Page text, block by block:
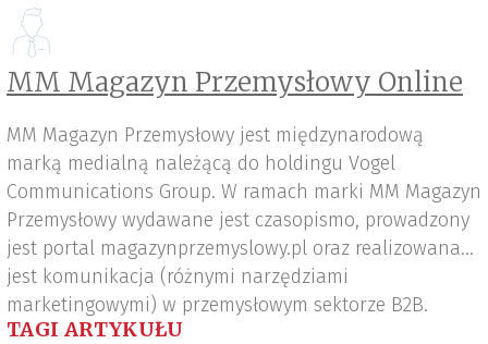
MM Magazyn Przemysłowy Online
MM Magazyn Przemysłowy jest międzynarodową
marką medialną należącą do holdingu Vogel
Communications Group. W ramach marki MM Magazyn
Przemysłowy wydawane jest czasopismo, prowadzony
jest portal magazynprzemyslowy.pl oraz realizowana
jest komunikacja (różnymi narzędziami
marketingowymi) w przemysłowym sektorze B2B.
TAGI ARTYKUŁU